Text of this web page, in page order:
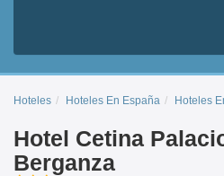
Hoteles Hoteles En España Hoteles
Hotel Cetina
Berganza